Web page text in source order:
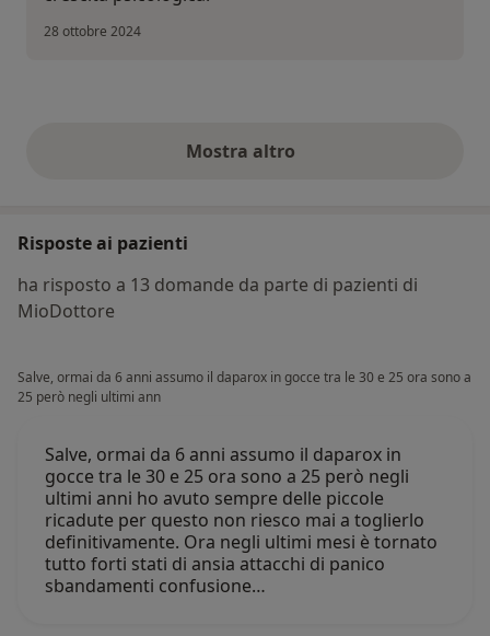
28 ottobre 2024
Mostra altroopinioni di cui sopra
Risposte ai pazienti
ha risposto a 13 domande da parte di pazienti di
MioDottore
Salve, ormai da 6 anni assumo il daparox in gocce tra le 30 e 25 ora sono a
25 però negli ultimi ann
Salve, ormai da 6 anni assumo il daparox in
gocce tra le 30 e 25 ora sono a 25 però negli
ultimi anni ho avuto sempre delle piccole
ricadute per questo non riesco mai a toglierlo
definitivamente. Ora negli ultimi mesi è tornato
tutto forti stati di ansia attacchi di panico
sbandamenti confusione…